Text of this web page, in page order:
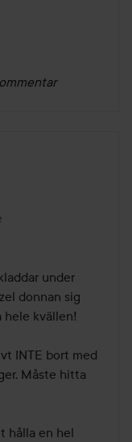
under
donnan sig
hele kvällen!
INTE bort med
Måste hitta
hålla en hel